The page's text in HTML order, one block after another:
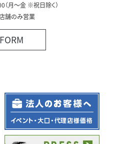
（月～金 ※祝日除く）
舗のみ営業